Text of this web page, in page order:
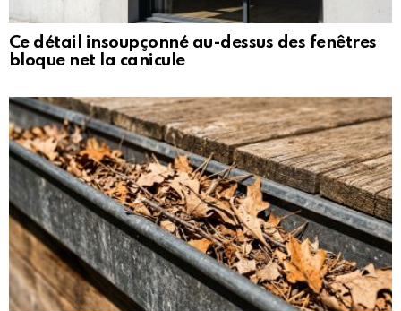
Ce détail insoupçonné au-dessus des fenêtres
bloque net la canicule